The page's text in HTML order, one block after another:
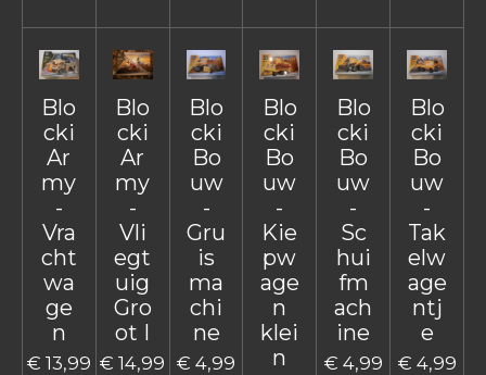
Blo
cki
Ar
my
-
Vra
cht
wa
ge
n
€ 13,99
Blo
cki
Ar
my
-
Vli
egt
uig
Gro
ot I
€ 14,99
Blo
cki
Bo
uw
-
Gru
is
ma
chi
ne
€ 4,99
Blo
cki
Bo
uw
-
Kie
pw
age
n
klei
n
Blo
cki
Bo
uw
-
Sc
hui
fm
ach
ine
€ 4,99
Blo
cki
Bo
uw
-
Tak
elw
age
ntj
e
€ 4,99